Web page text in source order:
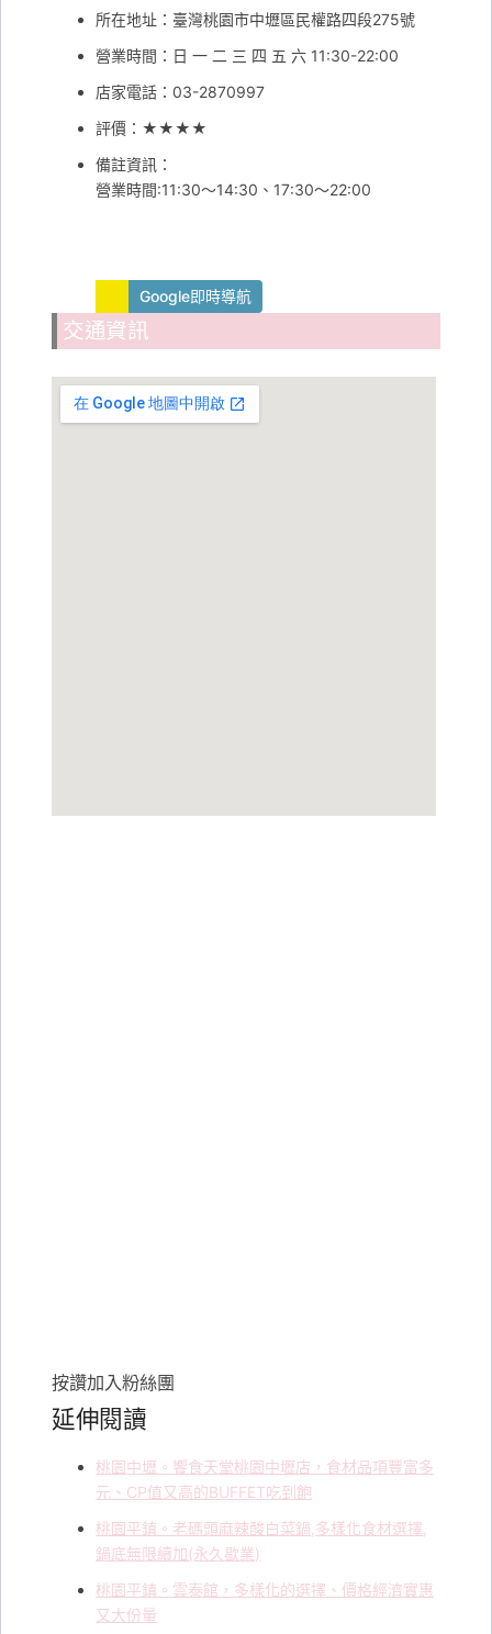
所在地址：臺灣桃園市中壢區民權路四段275號
營業時間：日 一 二 三 四 五 六 11:30-22:00
店家電話：03-2870997
評價：★★★★
備註資訊：
營業時間:11:30～14:30、17:30～22:00
Google即時導航
交通資訊
按讚加入粉絲團
延伸閱讀
桃園中壢。饗食天堂桃園中壢店，食材品項豐富多
元、CP值又高的BUFFET吃到飽
桃園平鎮。老碼頭麻辣酸白菜鍋,多樣化食材選擇,
鍋底無限續加(永久歇業)
桃園平鎮。雲泰館，多樣化的選擇、價格經濟實惠
又大份量